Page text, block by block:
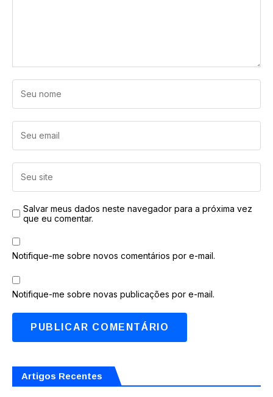
Salvar meus dados neste navegador para a próxima vez
que eu comentar.
Notifique-me sobre novos comentários por e-mail.
Notifique-me sobre novas publicações por e-mail.
Artigos Recentes